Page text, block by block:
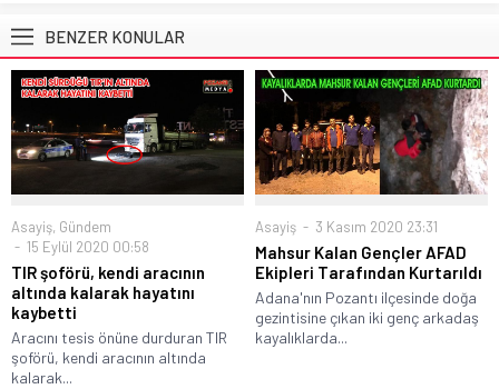
BENZER KONULAR
Asayiş, Gündem
15 Eylül 2020 00:58
TIR şoförü, kendi aracının
altında kalarak hayatını
kaybetti
Aracını tesis önüne durduran TIR
şoförü, kendi aracının altında
kalarak...
Asayiş 3 Kasım 2020 23:31
Mahsur Kalan Gençler AFAD
Ekipleri Tarafından Kurtarıldı
Adana'nın Pozantı ilçesinde doğa
gezintisine çıkan iki genç arkadaş
kayalıklarda...